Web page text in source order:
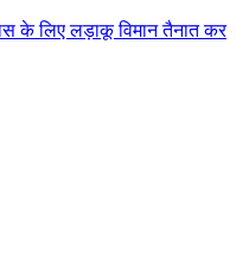
के लिए लड़ाकू विमान तैनात कर